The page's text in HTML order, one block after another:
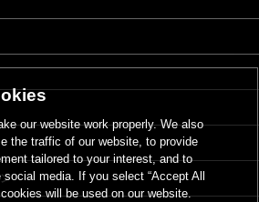
our website work properly. We also
the traffic of our website, to provide
tailored to your interest, and to
media. If you select “Accept All
will be used on our website.